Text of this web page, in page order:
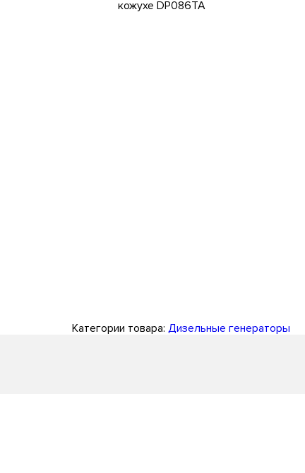
Категории товара: Дизельные генераторы